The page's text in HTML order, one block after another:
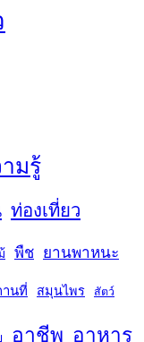
มรู้
ท่องเที่ยว
พืช ยานพาหนะ
นที่ สมุนไพร สัตว์
อาชีพ อาหาร